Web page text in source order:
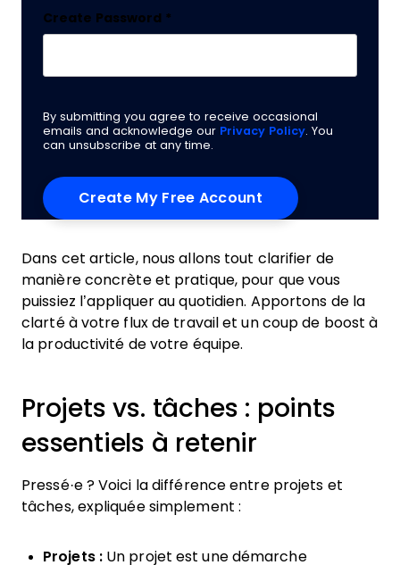
Create Password *
By submitting you agree to receive occasional
emails and acknowledge our Privacy Policy. You
can unsubscribe at any time.
Dans cet article, nous allons tout clarifier de
manière concrète et pratique, pour que vous
puissiez l’appliquer au quotidien. Apportons de la
clarté à votre flux de travail et un coup de boost à
la productivité de votre équipe.
Projets vs. tâches : points
essentiels à retenir
Pressé·e ? Voici la différence entre projets et
tâches, expliquée simplement :
Projets :Un projet est une démarche